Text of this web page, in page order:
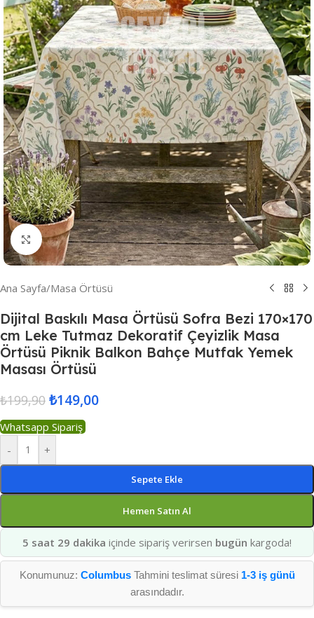
Resmi Büyüt
Ana Sayfa/Masa Örtüsü
Dijital Baskılı Masa Örtüsü Sofra Bezi 170×170
cm Leke Tutmaz Dekoratif Çeyizlik Masa
Örtüsü Piknik Balkon Bahçe Mutfak Yemek
Masası Örtüsü
₺199,90 ₺149,00
Whatsapp Sipariş
-
+
Sepete Ekle
Hemen Satın Al
5 saat 29 dakika içinde sipariş verirsen bugün kargoda!
Konumunuz: ColumbusTahmini teslimat süresi 1-3 iş günü
arasındadır.